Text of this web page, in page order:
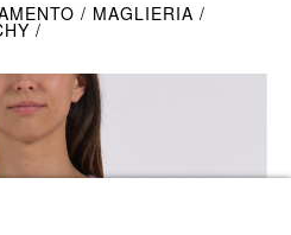
MAGLIERIA